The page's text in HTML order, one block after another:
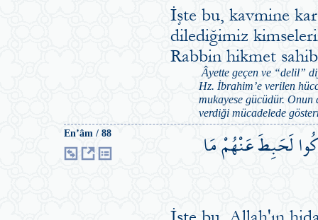
İşte bu, kavmine
dilediğimiz
Rabbin hikmet
Âyette geçen ve “delil”
Hz. İbrahim’e verilen
mukayese gücüdür. Onun
verdiği mücadelede
En’âm / 88 لَحَبِطَ عَنْهُمْ مَا